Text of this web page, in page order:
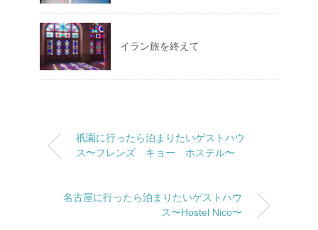
イラン旅を終えて
祇園に行ったら泊まりたいゲストハウ
ス〜フレンズ キョー ホステル〜
名古屋に行ったら泊まりたいゲストハウ
ス〜Hostel Nico〜